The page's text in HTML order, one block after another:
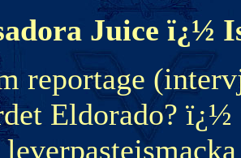
Juice ï¿½
reportage
Eldorado?